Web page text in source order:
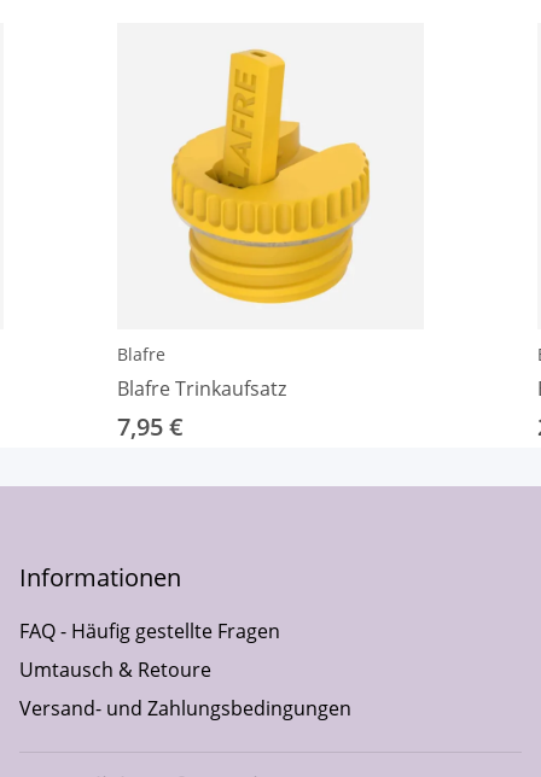
Blafre
Blafre Trinkaufsatz
7,95 €
Informationen
FAQ - Häufig gestellte Fragen
Umtausch & Retoure
Versand- und Zahlungsbedingungen